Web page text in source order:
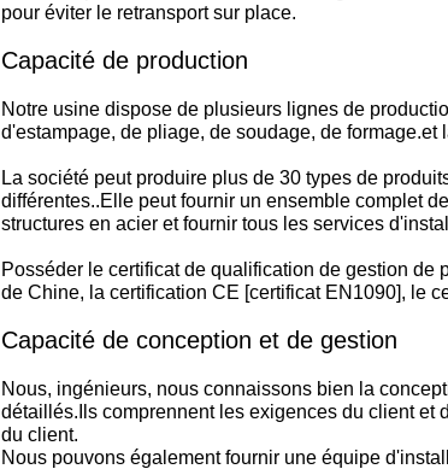
pour éviter le retransport sur place.
Capacité de production
Notre usine dispose de plusieurs lignes de
d'estampage, de pliage, de soudage, de
La société peut produire plus de 30 types de
différentes..Elle peut fournir un ensemble complet
structures en acier et fournir tous les services
Posséder le certificat de qualification de gestion de
de Chine, la certification CE [certificat EN1090], le
Capacité de conception et de gestion
Nous, ingénieurs, nous connaissons bien la
détaillés.Ils comprennent les exigences du client et
du client.
Nous pouvons également fournir une équipe